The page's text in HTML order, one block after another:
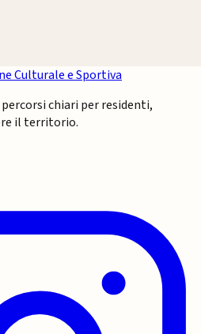
Culturale e Sportiva
chiari per residenti,
il territorio.